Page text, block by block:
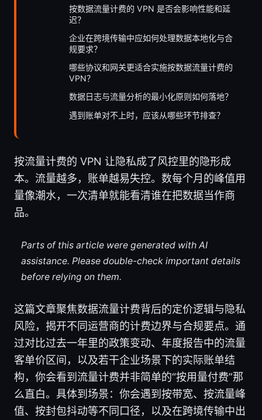
按数据流量计费的 VPN 是否会影响性能和延
迟？
企业在跨境传输中应如何处理数据本地化与合
规要求？
哪些协议和网关更适合实施按数据流量计费的
VPN？
数据日志与流量分析的最小化原则如何落地？
遇到账单对不上时，应该从哪些环节排查？
按流量计费的 VPN 让隐私成了风控里的隐形成
本。流量越多，账单越易失控。数每个月的峰值用
量像潮水，一次清单就能看清谁在把数据当作商
品。
Parts of this article were generated with AI
assistance. Please double-check important details
before relying on them.
这篇文章聚焦数据流量计费背后的定价逻辑与隐私
风险，揭开不同运营商的计费边界与合规要点。通
过对比过去一年里的政策变动、年度报告中的流量
客单价区间，以及若干企业场景下的实际账单结
构，你会看到流量计费并非简单的“按用量付费”那
么直白。具体到场景：你会遇到按带宽、按流量峰
值、按封包抖动等不同口径，以及在跨境传输中出